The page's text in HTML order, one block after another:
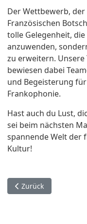
Der Wettbewerb,
Französischen
tolle Gelegenheit,
anzuwenden,
zu erweitern.
bewiesen dabei
und Begeisterung
Frankophonie.
Hast auch du Lust,
sei beim nächsten
spannende Welt der
Kultur!
Vorheriger Beitrag:
Zurück